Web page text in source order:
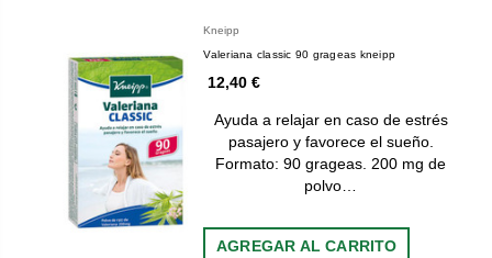
Kneipp
Valeriana classic 90 grageas kneipp
12,40 €
Ayuda a relajar en caso de estrés
pasajero y favorece el sueño.
Formato: 90 grageas. 200 mg de
polvo…
AGREGAR AL CARRITO